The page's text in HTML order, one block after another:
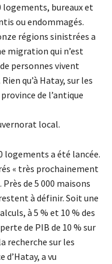
logements, bureaux et
ou endommagés.
régions sinistrées a
migration qui n’est
personnes vivent
qu’à Hatay, sur les
de l’antique
local.
logements a été lancée.
« très prochainement
de 5 000 maisons
à définir. Soit une
à 5 % et 10 % des
de PIB de 10 % sur
recherche sur les
a vu